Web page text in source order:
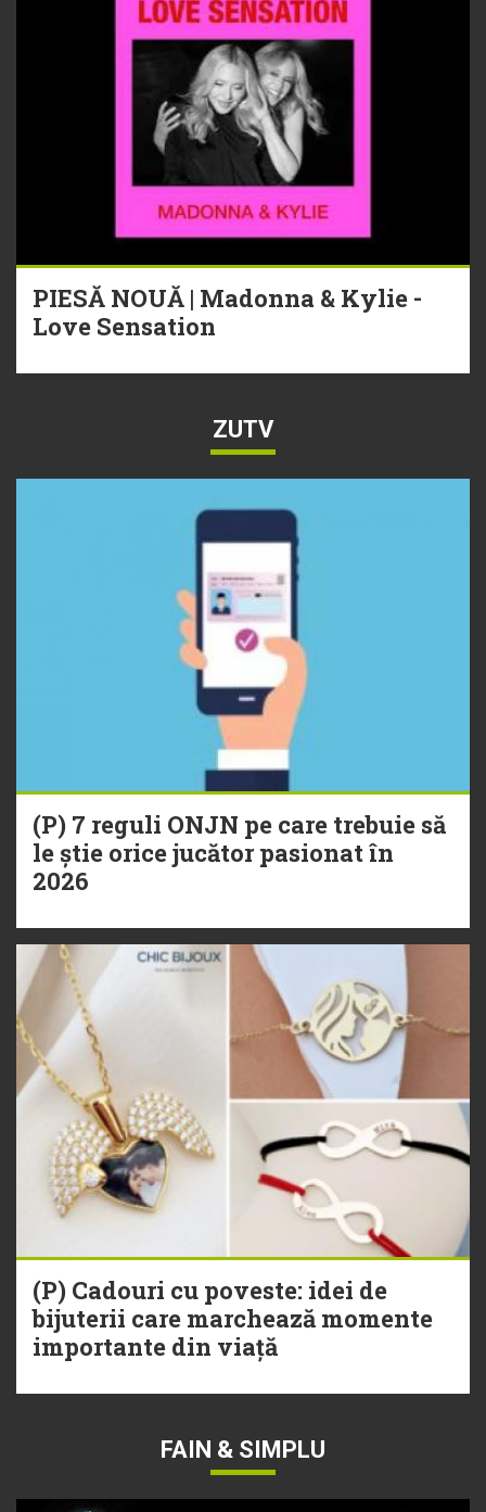
PIESĂ NOUĂ | Madonna & Kylie -
Love Sensation
ZUTV
(P) 7 reguli ONJN pe care trebuie să
le știe orice jucător pasionat în
2026
(P) Cadouri cu poveste: idei de
bijuterii care marchează momente
importante din viață
FAIN & SIMPLU